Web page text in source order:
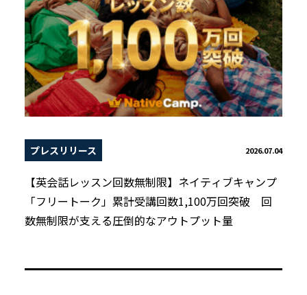
プレスリリース 2026.07.04
【英会話レッスン回数無制限】ネイティブキャンプ
「フリートーク」累計受講回数1,100万回突破 回
数無制限が支える圧倒的なアウトプット量